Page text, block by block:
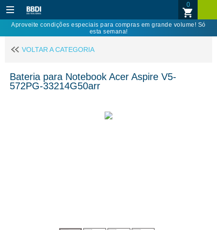
0
Aproveite condições especiais para compras em grande volume! Só
esta semana!
VOLTAR A CATEGORIA
Bateria para Notebook Acer Aspire V5-
572PG-33214G50arr